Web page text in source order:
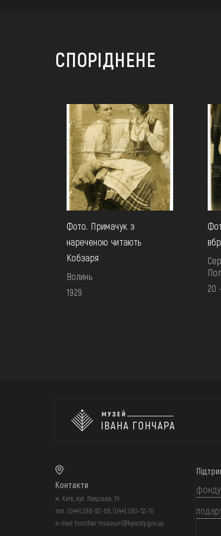
СПОРІДНЕНЕ
Фото. Примачук з
нареченою читають
Кобзаря
Волинь
1929
20
Контакти
м. Київ, вул. Лаврська, 19
тел.: (044) 288-92-68 (044) 280-52-10
e-mail: honchar.museum@kyivcity.gov.ua